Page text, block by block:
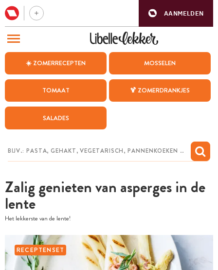
AANMELDEN
☀️ ZOMERRECEPTEN MOSSELEN
TOMAAT 🍹 ZOMERDRANKJES
SALADES
Zalig genieten van asperges in de
lente
Het lekkerste van de lente!
RECEPTENSET
BEZOEK ONZE ANDERE WEBSITES
WEEKMENU
CHAT MET MAIA
MIJN BEWAARDE RECEPTEN